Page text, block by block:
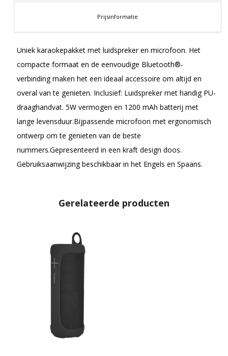
Prijsinformatie
Uniek karaokepakket met luidspreker en microfoon. Het
compacte formaat en de eenvoudige Bluetooth®-
verbinding maken het een ideaal accessoire om altijd en
overal van te genieten. Inclusief: Luidspreker met handig PU-
draaghandvat. 5W vermogen en 1200 mAh batterij met
lange levensduur.Bijpassende microfoon met ergonomisch
ontwerp om te genieten van de beste
nummers.Gepresenteerd in een kraft design doos.
Gebruiksaanwijzing beschikbaar in het Engels en Spaans.
Gerelateerde producten